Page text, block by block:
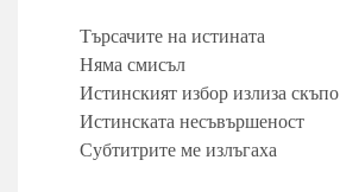
Търсачите на истината
Няма смисъл
Истинският избор излиза скъпо
Истинската несъвършеност
Субтитрите ме излъгаха